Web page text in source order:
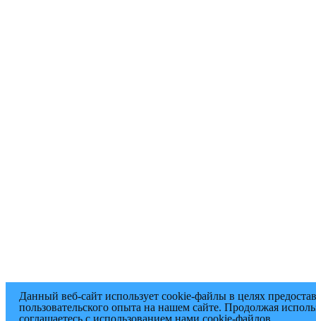
Данный веб-сайт использует cookie-файлы в целях
пользовательского опыта на нашем сайте. Продолжая
соглашаетесь с использованием нами cookie-файлов.